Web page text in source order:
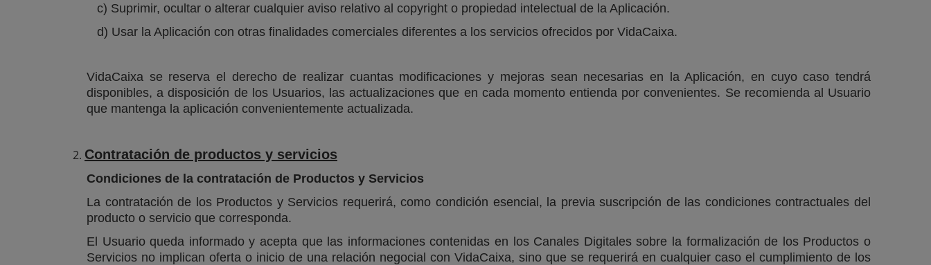
c) Suprimir, ocultar o alterar cualquier aviso relativo al copyright o propiedad intelectual de la Aplicación.
d) Usar la Aplicación con otras finalidades comerciales diferentes a los servicios ofrecidos por VidaCaixa.
VidaCaixa se reserva el derecho de realizar cuantas modificaciones y mejoras sean necesarias en la Aplicación, en cuyo caso tendrá
disponibles, a disposición de los Usuarios, las actualizaciones que en cada momento entienda por convenientes. Se recomienda al Usuario
que mantenga la aplicación convenientemente actualizada.
Contratación de productos y servicios
Condiciones de la contratación de Productos y Servicios
La contratación de los Productos y Servicios requerirá, como condición esencial, la previa suscripción de las condiciones contractuales del
producto o servicio que corresponda.
El Usuario queda informado y acepta que las informaciones contenidas en los Canales Digitales sobre la formalización de los Productos o
Servicios no implican oferta o inicio de una relación negocial con VidaCaixa, sino que se requerirá en cualquier caso el cumplimiento de los